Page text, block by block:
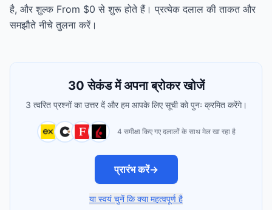
है, और शुल्क From $0 से शुरू होते हैं। प्रत्येक दलाल की ताकत और
समझौते नीचे तुलना करें।
30 सेकंड में अपना ब्रोकर खोजें
3 त्वरित प्रश्नों का उत्तर दें और हम आपके लिए सूची को पुनः क्रमित करेंगे।
4 समीक्षा किए गए दलालों के साथ मेल खा रहा है
प्रारंभ करें→
या स्वयं चुनें कि क्या महत्वपूर्ण है